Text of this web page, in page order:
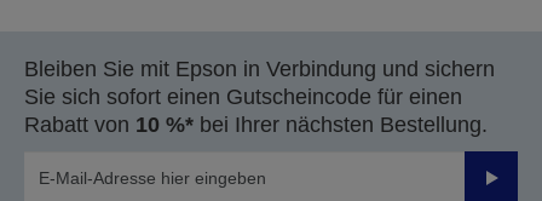
Wir werden uns innerhalb der nächsten Werktage
mit Ihnen in Verbindung setzen.
Bleiben Sie mit Epson in Verbindung und sichern
Sie sich sofort einen Gutscheincode für einen
Rabatt von 10 %* bei Ihrer nächsten Bestellung.